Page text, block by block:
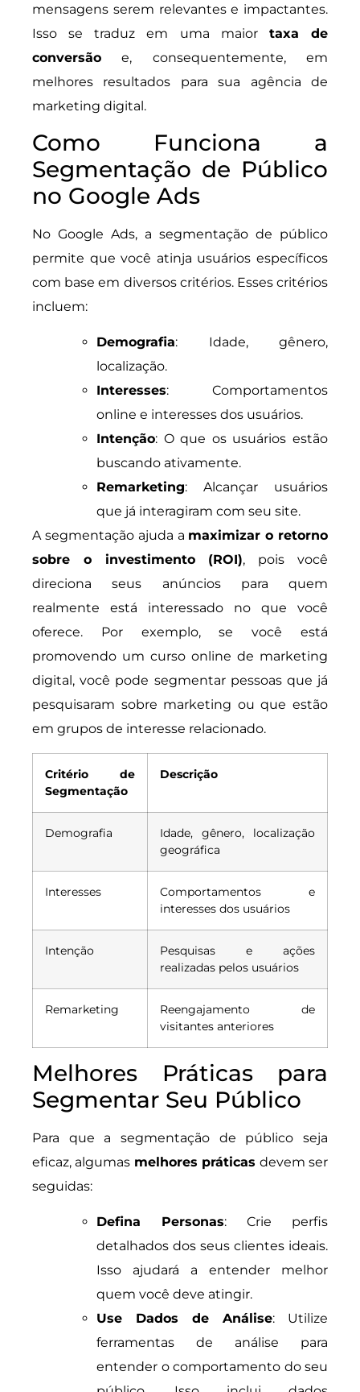
mensagens serem relevantes e impactantes.
Isso se traduz em uma maior taxa de
conversão e, consequentemente, em
melhores resultados para sua agência de
marketing digital.
Como Funciona a
Segmentação de Público
no Google Ads
No Google Ads, a segmentação de público
permite que você atinja usuários específicos
com base em diversos critérios. Esses critérios
incluem:
Demografia: Idade, gênero,
localização.
Interesses: Comportamentos
online e interesses dos usuários.
Intenção: O que os usuários estão
buscando ativamente.
Remarketing: Alcançar usuários
que já interagiram com seu site.
A segmentação ajuda a maximizar o retorno
sobre o investimento (ROI), pois você
direciona seus anúncios para quem
realmente está interessado no que você
oferece. Por exemplo, se você está
promovendo um curso online de marketing
digital, você pode segmentar pessoas que já
pesquisaram sobre marketing ou que estão
em grupos de interesse relacionado.
Critério de
Segmentação
Descrição
Demografia
Idade, gênero, localização
geográfica
Interesses
Comportamentos e
interesses dos usuários
Intenção
Pesquisas e ações
realizadas pelos usuários
Remarketing
Reengajamento de
visitantes anteriores
Melhores Práticas para
Segmentar Seu Público
Para que a segmentação de público seja
eficaz, algumas melhores práticas devem ser
seguidas:
Defina Personas: Crie perfis
detalhados dos seus clientes ideais.
Isso ajudará a entender melhor
quem você deve atingir.
Use Dados de Análise: Utilize
ferramentas de análise para
entender o comportamento do seu